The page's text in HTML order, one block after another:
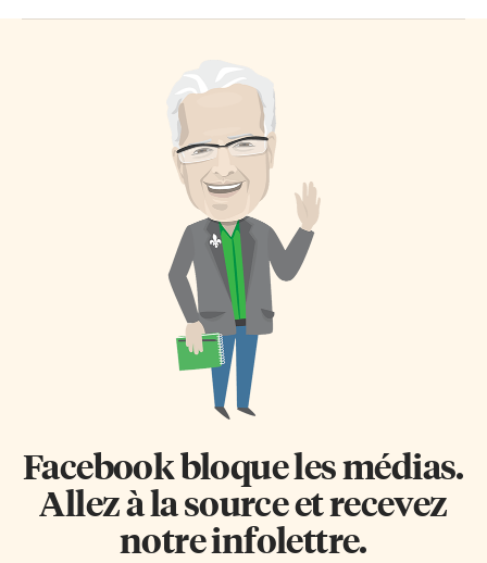
Facebook bloque les médias.
Allez à la source et recevez
notre infolettre.